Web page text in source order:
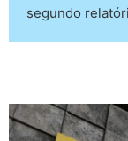
segundo